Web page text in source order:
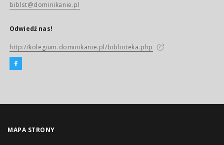
biblst@dominikanie.pl
Odwiedź nas!
http://kolegium.dominikanie.pl/biblioteka.php
MAPA STRONY